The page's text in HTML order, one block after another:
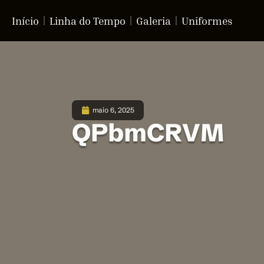
Início Linha do Tempo Galeria Uniformes
maio 6, 2025
QPbmCRVM